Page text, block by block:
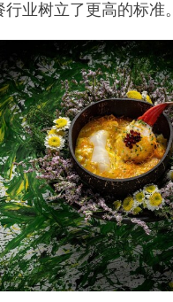
业树立了更高的标准。